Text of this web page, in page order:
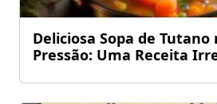
Deliciosa Sopa de Tutano
Pressão: Uma Receita